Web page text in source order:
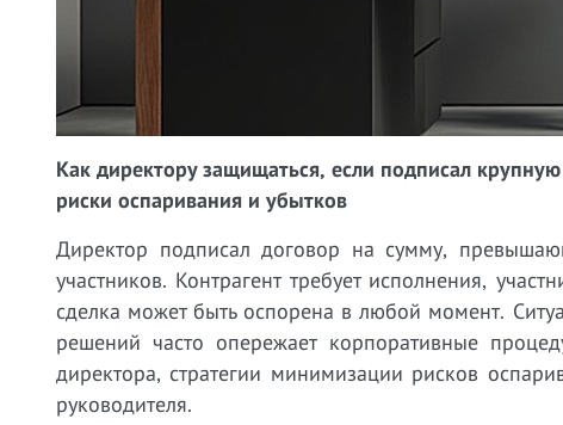
Как директору защищаться, если подписал
риски оспаривания и убытков
Директор подписал договор на сумму,
участников. Контрагент требует исполнения,
сделка может быть оспорена в любой момент.
решений часто опережает корпоративные
директора, стратегии минимизации рисков
руководителя.